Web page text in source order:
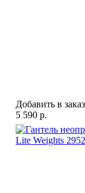
Добавить в заказ
5 590 р.